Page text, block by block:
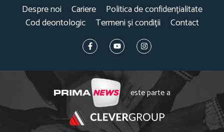
Despre noi Cariere
Politica de confidențialitate
Cod deontologic
Termeni și condiții Contact
este parte a